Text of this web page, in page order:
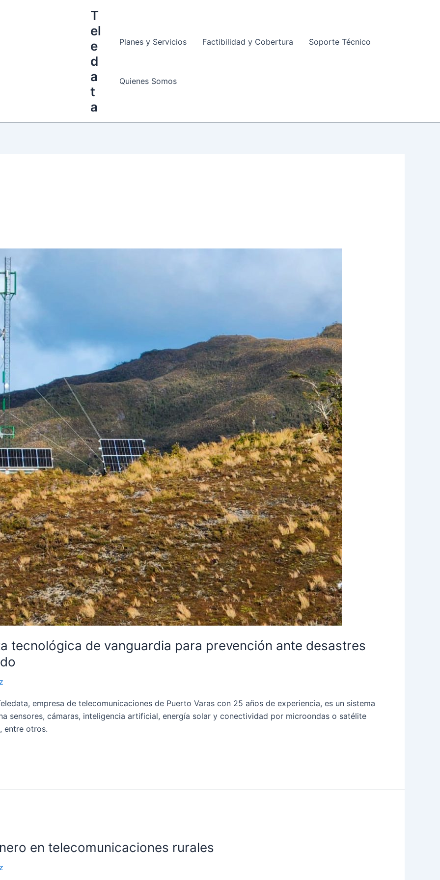
T
el
e
d
a
t
a
Planes y Servicios Factibilidad y Cobertura Soporte Técnico
Quienes Somos
tecnológica de vanguardia para prevención ante desastres
empresa de telecomunicaciones de Puerto Varas con 25 años de experiencia, es un sistema
sensores, cámaras, inteligencia artificial, energía solar y conectividad por microondas o satélite
entre otros.
en telecomunicaciones rurales